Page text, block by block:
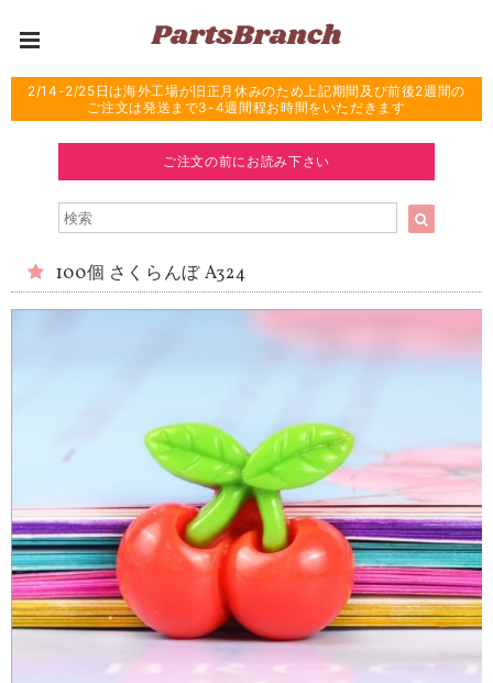
2/14-2/25日は海外工場が旧正月休みのため上記期間及び前後2週間の
ご注文は発送まで3-4週間程お時間をいただきます
ご注文の前にお読み下さい
100個 さくらんぼ A324